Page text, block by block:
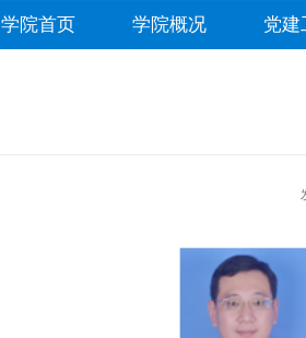
学院首页 学院概况 党建